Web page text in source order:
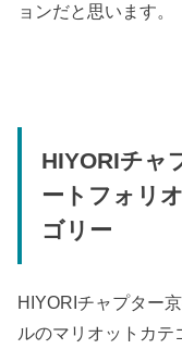
ョンだと思います。
HIYORIチャ
ートフォリ
ゴリー
HIYORIチャプター
ルのマリオットカテ